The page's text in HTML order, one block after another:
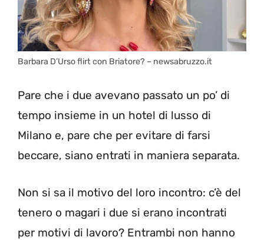
Barbara D’Urso flirt con Briatore? – newsabruzzo.it
Pare che i due avevano passato un po’ di
tempo insieme in un hotel di lusso di
Milano e, pare che per evitare di farsi
beccare, siano entrati in maniera separata.
Non si sa il motivo del loro incontro: c’è del
tenero o magari i due si erano incontrati
per motivi di lavoro? Entrambi non hanno